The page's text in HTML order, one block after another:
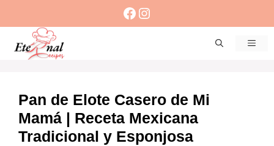
content
Facebook
Instagram
Pan de Elote Casero de Mi
Mamá | Receta Mexicana
Tradicional y Esponjosa